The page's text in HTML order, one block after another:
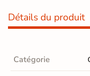
Détails du produit
Catégorie